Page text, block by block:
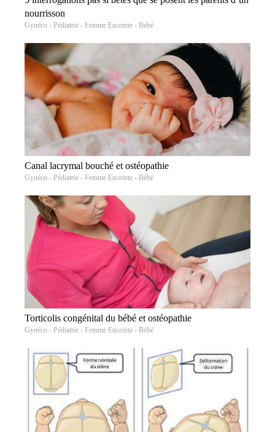
nourrisson
Gynéco - Pédiatrie - Femme Enceinte - Bébé
Canal lacrymal bouché et ostéopathie
Gynéco - Pédiatrie - Femme Enceinte - Bébé
Torticolis congénital du bébé et ostéopathie
Gynéco - Pédiatrie - Femme Enceinte - Bébé